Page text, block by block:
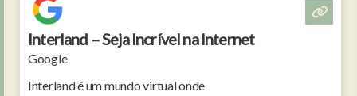
Interland – Seja Incrível na Internet
Google
Interland é um mundo virtual onde